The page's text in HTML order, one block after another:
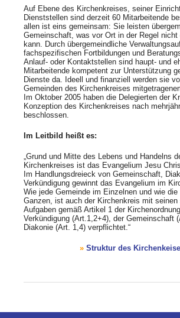
Auf Ebene des Kirchenkreises, seiner
Dienststellen sind derzeit 60 Mitarbeitende
allen ist eins gemeinsam: Sie leisten
Gemeinschaft, was vor Ort in der Regel nicht
kann. Durch übergemeindliche
fachspezifischen Fortbildungen und
Anlauf- oder Kontaktstellen sind haupt- und
Mitarbeitende kompetent zur Unterstützung
Dienste da. Ideell und finanziell werden sie
Gemeinden des Kirchenkreises
Im Oktober 2005 haben die Delegierten der
Konzeption des Kirchenkreises nach
beschlossen.
Im Leitbild heißt es:
„Grund und Mitte des Lebens und Handelns
Kirchenkreises ist das Evangelium Jesu
Im Handlungsdreieck von Gemeinschaft,
Verkündigung gewinnt das Evangelium im
Wie jede Gemeinde im Einzelnen und wie die
Ganzen, ist auch der Kirchenkreis mit
Aufgaben gemäß Artikel 1 der
Verkündigung (Art.1,2+4), der Gemeinschaft
Diakonie (Art. 1,4) verpflichtet.“
Struktur des